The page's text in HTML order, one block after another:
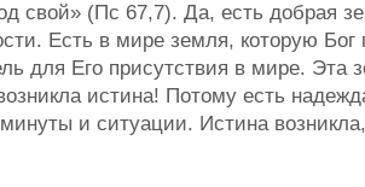
свой» (Пс 67,7). Да, есть добрая
Есть в мире земля, которую
для Его присутствия в мире. Эта
истина! Потому есть
и ситуации. Истина